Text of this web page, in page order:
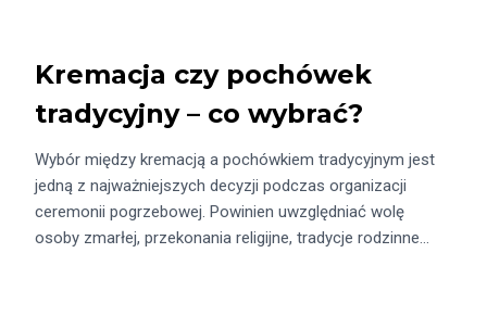
Kremacja czy pochówek
tradycyjny – co wybrać?
Wybór między kremacją a pochówkiem tradycyjnym jest
jedną z najważniejszych decyzji podczas organizacji
ceremonii pogrzebowej. Powinien uwzględniać wolę
osoby zmarłej, przekonania religijne, tradycje rodzinne…